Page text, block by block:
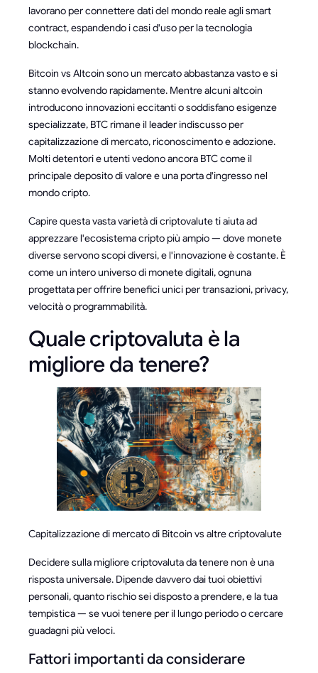
lavorano per connettere dati del mondo reale agli smart
contract, espandendo i casi d'uso per la tecnologia
blockchain.
Bitcoin vs Altcoin sono un mercato abbastanza vasto e si
stanno evolvendo rapidamente. Mentre alcuni altcoin
introducono innovazioni eccitanti o soddisfano esigenze
specializzate, BTC rimane il leader indiscusso per
capitalizzazione di mercato, riconoscimento e adozione.
Molti detentori e utenti vedono ancora BTC come il
principale deposito di valore e una porta d'ingresso nel
mondo cripto.
Capire questa vasta varietà di criptovalute ti aiuta ad
apprezzare l'ecosistema cripto più ampio — dove monete
diverse servono scopi diversi, e l'innovazione è costante. È
come un intero universo di monete digitali, ognuna
progettata per offrire benefici unici per transazioni, privacy,
velocità o programmabilità.
Quale criptovaluta è la
migliore da tenere?
Capitalizzazione di mercato di Bitcoin vs altre criptovalute
Decidere sulla migliore criptovaluta da tenere non è una
risposta universale. Dipende davvero dai tuoi obiettivi
personali, quanto rischio sei disposto a prendere, e la tua
tempistica — se vuoi tenere per il lungo periodo o cercare
guadagni più veloci.
Fattori importanti da considerare